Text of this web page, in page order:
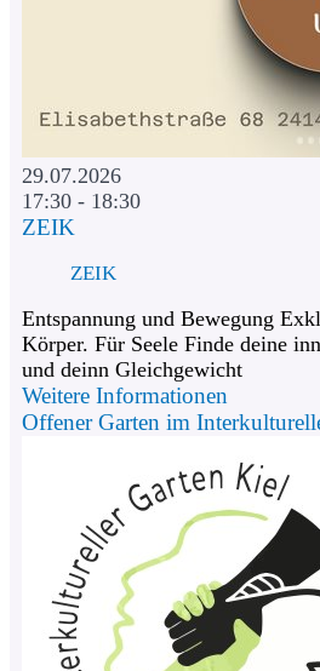
29.07.2026
17:30 - 18:30
ZEIK
ZEIK
Entspannung und Bewegung
Körper. Für Seele Finde deine
und deinn Gleichgewicht
Weitere Informationen
Offener Garten im